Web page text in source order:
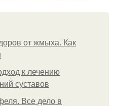
от жмыха. Как
к лечению
суставов
Все дело в